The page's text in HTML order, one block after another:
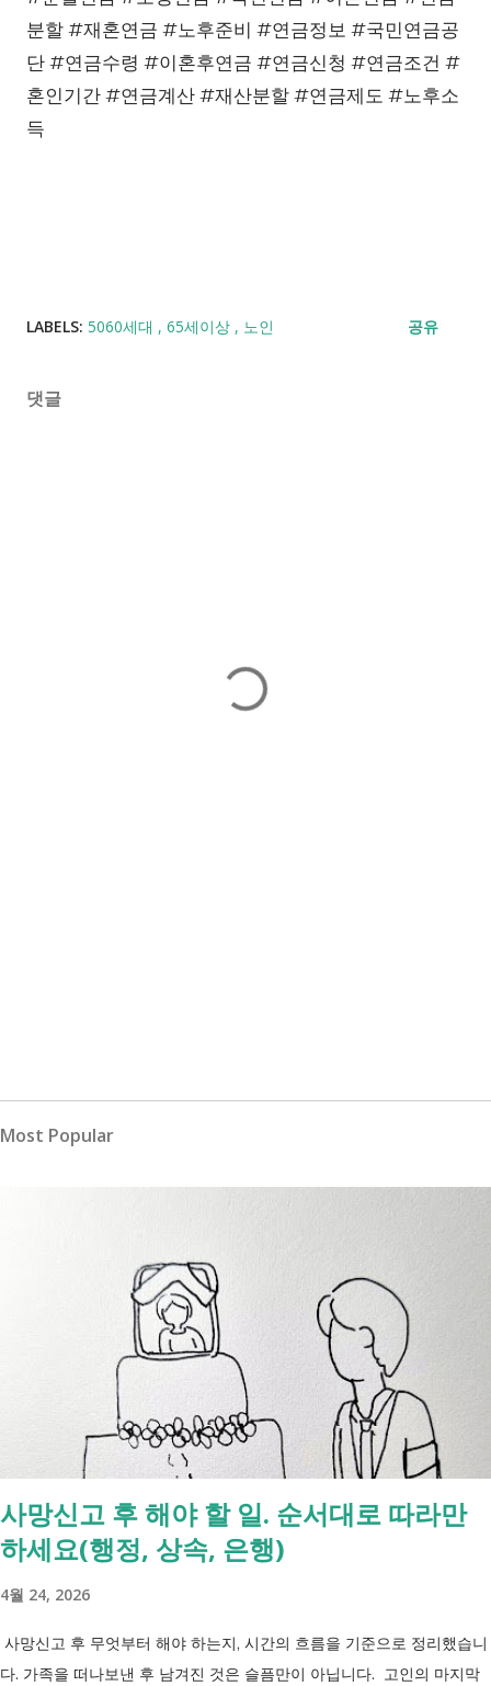
분할 #재혼연금 #노후준비 #연금정보 #국민연금공
단 #연금수령 #이혼후연금 #연금신청 #연금조건 #
혼인기간 #연금계산 #재산분할 #연금제도 #노후소
득
LABELS: 5060세대 65세이상 노인 공유
댓글
Most Popular
사망신고 후 해야 할 일. 순서대로 따라만
하세요(행정, 상속, 은행)
4월 24, 2026
사망신고 후 무엇부터 해야 하는지, 시간의 흐름을 기준으로 정리했습니
다. 가족을 떠나보낸 후 남겨진 것은 슬픔만이 아닙니다. 고인의 마지막